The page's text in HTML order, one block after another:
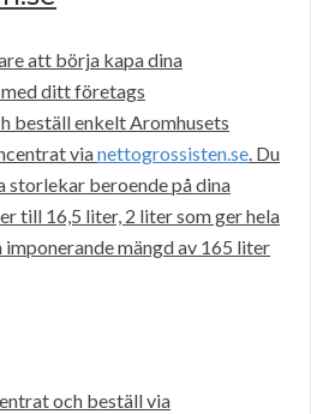
att börja kapa dina
ditt företags
beställ enkelt Aromhusets
vianettogrossisten.se. Du
storlekar beroende på dina
till 16,5 liter, 2 liter som ger hela
mängd av 165 liter
och beställ via